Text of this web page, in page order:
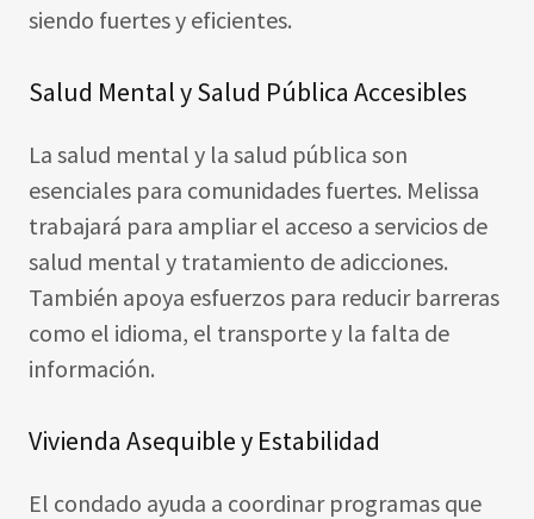
siendo fuertes y eficientes.
Salud Mental y Salud Pública Accesibles
La salud mental y la salud pública son
esenciales para comunidades fuertes. Melissa
trabajará para ampliar el acceso a servicios de
salud mental y tratamiento de adicciones.
También apoya esfuerzos para reducir barreras
como el idioma, el transporte y la falta de
información.
Vivienda Asequible y Estabilidad
El condado ayuda a coordinar programas que